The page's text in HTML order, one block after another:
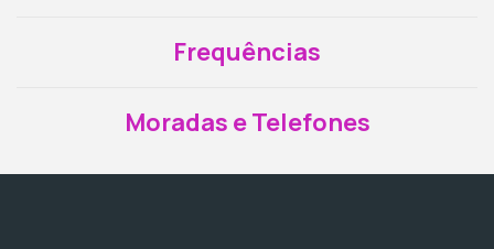
Frequências
Moradas e Telefones